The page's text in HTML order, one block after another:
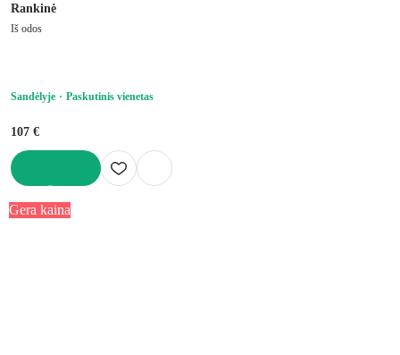
Rankinė
Iš odos
Sandėlyje Paskutinis vienetas
107 €
Gera kaina